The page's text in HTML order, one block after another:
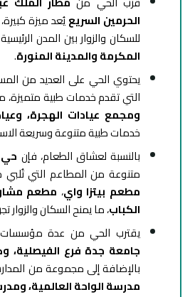
الحرمين السريعيُعد ميزة
للسكان والزوار بين المدن
المكرمة والمدينة المنورة.
يحتوي الحي على العديد من
التي تقدم خدمات طبية متميزة،
ومجمع عيادات الهجرة،
خدمات طبية متنوعة وسريعة
بالنسبة لعشاق الطعام، فإن حي
متنوعة من المطاعم التي تُلبي
مطعم بيتزا واي، مطعم
الكباب، ما يمنح السكان والزوار
يقترب الحي من عدة مؤسسات
جامعة جدة فرع الفيصلية،
بالإضافة إلى مجموعة من
مدرسة الواحة العالمية،